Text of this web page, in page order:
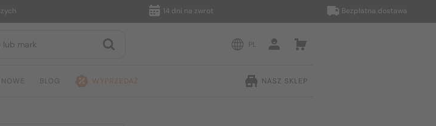
14 dni na zwrot Bezpłatna dostawa
PL
NOWE BLOG WYPRZEDAŻ NASZ SKLEP